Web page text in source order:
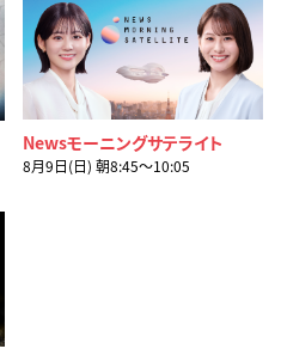
Newsモーニングサテライト
8月9日(日) 朝8:45〜10:05